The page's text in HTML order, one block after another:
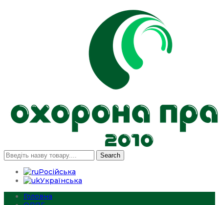
Search
Російська
Українська
Головна